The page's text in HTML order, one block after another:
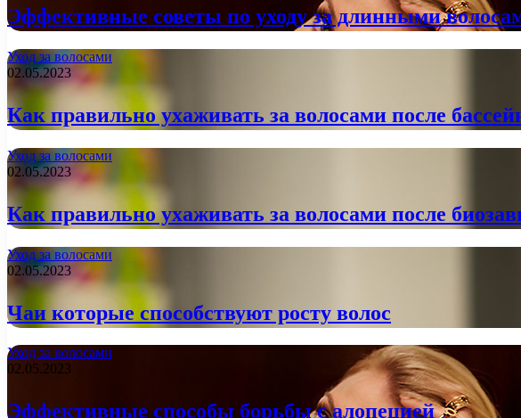
Эффективные советы по уходу за длинными
Уход за волосами
02.05.2023
Как правильно ухаживать за волосами после
Уход за волосами
02.05.2023
Как правильно ухаживать за волосами после
Уход за волосами
02.05.2023
Чаи которые способствуют росту волос
Уход за волосами
02.05.2023
Эффективные способы борьбы с алопецией